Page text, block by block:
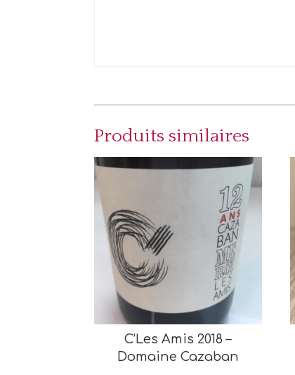
Produits similaires
C’Les Amis 2018 –
Domaine Cazaban